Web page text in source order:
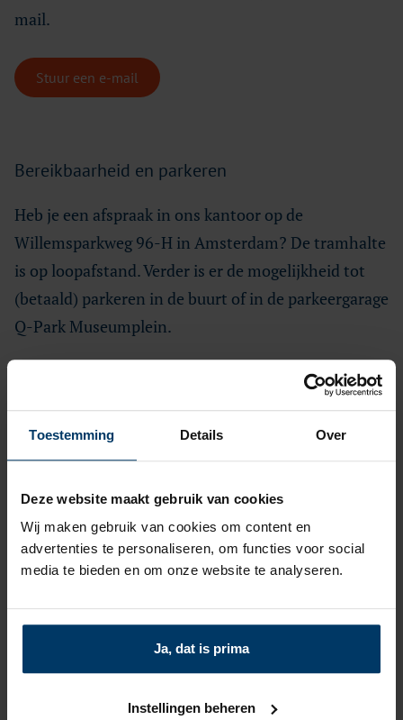
Toestemming Details Over
Deze website maakt gebruik van cookies
Wij maken gebruik van cookies om content en
advertenties te personaliseren, om functies voor social
media te bieden en om onze website te analyseren.
Ja, dat is prima
Instellingen beheren
mail.
Stuur een e-mail
Bereikbaarheid en parkeren
Heb je een afspraak in ons kantoor op de
Willemsparkweg 96-H in Amsterdam? De tramhalte
is op loopafstand. Verder is er de mogelijkheid tot
(betaald) parkeren in de buurt of in de parkeergarage
Q-Park Museumplein.